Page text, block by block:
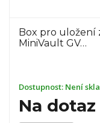
Box pro uložení
MiniVault GV…
Dostupnost: Není
Na dotaz